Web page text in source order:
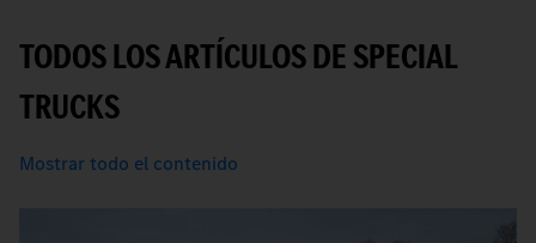
TODOS LOS ARTÍCULOS DE SPECIAL
TRUCKS
Mostrar todo el contenido